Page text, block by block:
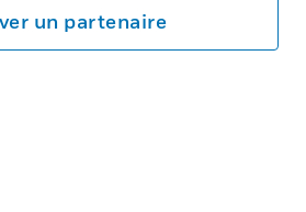
un partenaire